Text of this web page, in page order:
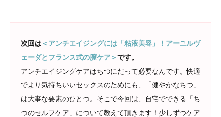
次回は＜アンチエイジングには「粘液美容」！アーユルヴ
ェーダとフランス式の膣ケア＞ です。
アンチエイジングケアはちつにだって必要なんです。快適
でより気持ちいいセックスのためにも、「健やかなちつ」
は大事な要素のひとつ。そこで今回は、自宅でできる「ち
つのセルフケア」について教えて頂きます！少しずつケア